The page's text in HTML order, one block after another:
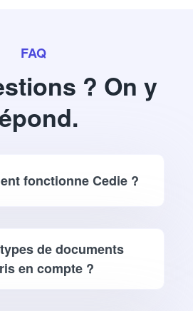
FAQ
? On y
fonctionne Cedie ?
de documents
en compte ?